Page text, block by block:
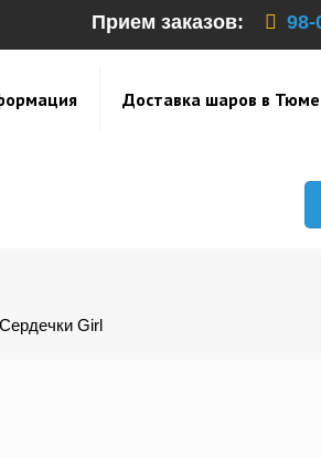
Прием заказов: 98-
Доставка шаров в
Girl